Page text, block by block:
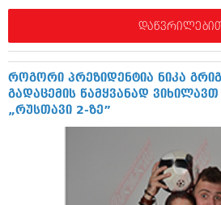
იანვარი 2012 (322)
ნოემბერი 2011 (471)
ოქტომბერი 2011 (754)
აგვისტო 2011 (249)
ივლისი 2011 (400)
ივნისი 2011 (438)
მარტი 2011 (654)
თებერვალი 2011 (329)
იანვარი 2011 (647)
როგორი პრეზიდენტია ნიკა
გადაცემის წამყვანად
„რუსთავი 2-ზე”